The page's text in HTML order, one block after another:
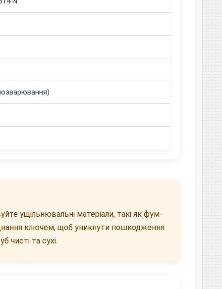
ущільнювальні матеріали, такі як фум-
ключем, щоб уникнути пошкодження
чисті та сухі.